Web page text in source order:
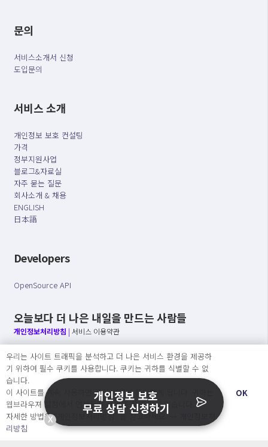
문의
서비스소개서 신청
도입문의
서비스 소개
개인정보 보호 컨설팅
가격
정부지원사업
블로그&자료실
자주 묻는 질문
회사소개 & 채용
ENGLISH
日本語
Developers
OpenSource API
오늘보다 더 나은 내일을 만드는 사람들
개인정보처리방침 | 서비스 이용약관
○ 개인정보보호 컴플라이언스를 선도하겠습니다.
○ 정보주체의 권리를 보장하겠습니다.
○ 기업의 개인정보보호를 위한 효율적 관리를 보장하겠습니다.
Copyright Ⓒ
2026 O.NE PEOPLE Co., Ltd. All rights reserved.
우리는 사이트 트래픽을 분석하고 더 나은 서비스 환경을 제공하
기 위하여 필수 쿠키를 사용합니다. 쿠키는 귀하를 식별할 수 없
습니다.
이 사이트를 계속 사용하면 쿠키 사용에 동의하게 됩니다. 귀하는
웹브라우져 설정에서 언제든지 쿠키를 삭제 할 수있습니다.
자세한 방법은 “개인정보처리방침” 을 참고하세요. →
리방침
OK
X
개인정보 보호
무료 상담 신청하기